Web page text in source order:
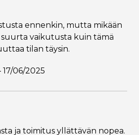
ennenkin, mutta mikään
vaikutusta kuin tämä
tilan täysin.
17/06/2025
ja toimitus yllättävän nopea.